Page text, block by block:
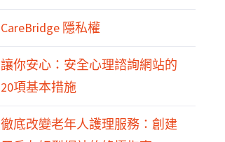
CareBridge 隱私權
讓你安心：安全心理諮詢網站的
20項基本措施
徹底改變老年人護理服務：創建